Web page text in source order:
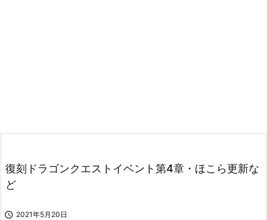
復刻ドラゴンクエストイベント第4章・ほこら更新な
ど
 2021年5月20日